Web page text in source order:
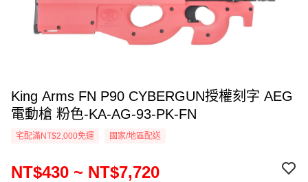
King Arms FN P90 CYBERGUN授權刻字 AEG
電動槍 粉色-KA-AG-93-PK-FN
宅配滿NT$2,000免運 國家/地區配送
NT$430 ~ NT$7,720